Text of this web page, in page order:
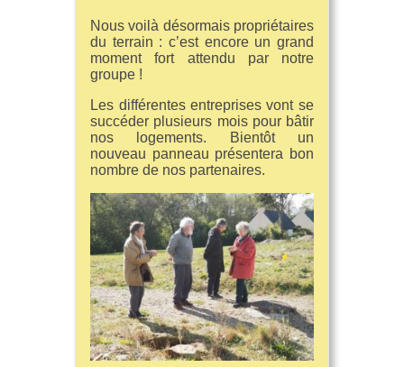
Nous voilà désormais propriétaires
du terrain : c’est encore un grand
moment fort attendu par notre
groupe !
Les différentes entreprises vont se
succéder plusieurs mois pour bâtir
nos logements. Bientôt un
nouveau panneau présentera bon
nombre de nos partenaires.